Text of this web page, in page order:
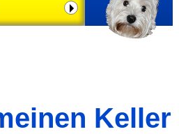
Keller